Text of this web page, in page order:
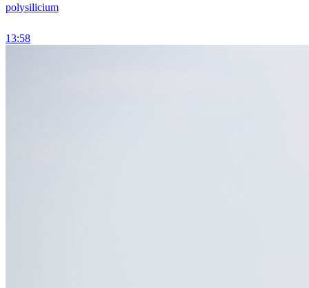
polysilicium
13:58